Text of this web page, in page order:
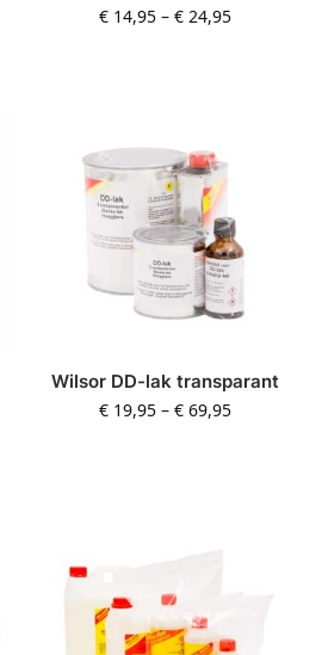
€ 14,95 –€ 24,95
Wilsor DD-lak transparant
€ 19,95 –€ 69,95